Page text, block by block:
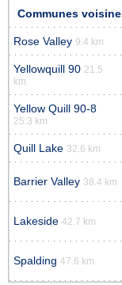
Communes
Rose Valley 9.4 km
Yellowquill 90 21.5
km
Yellow Quill 90-8
25.3 km
Quill Lake 32.6 km
Barrier Valley 38.4 km
Lakeside 42.7 km
Spalding 47.6 km